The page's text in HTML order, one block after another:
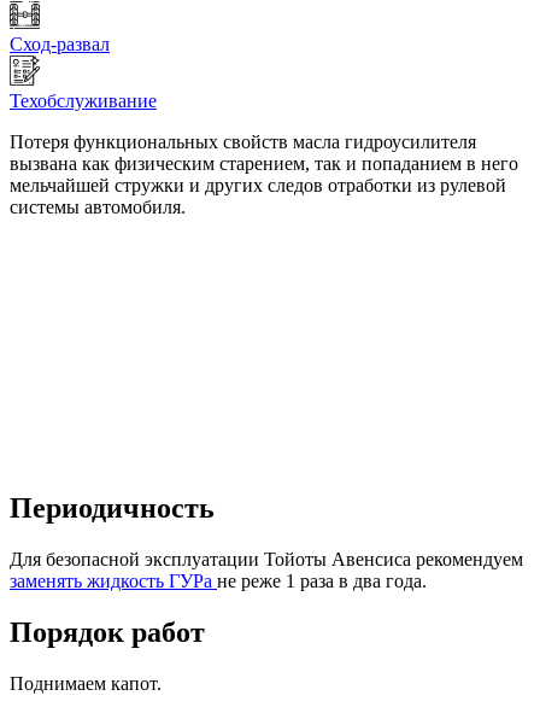
Сход-развал
Техобслуживание
Потеря функциональных свойств масла гидроусилителя
вызвана как физическим старением, так и попаданием в него
мельчайшей стружки и других следов отработки из рулевой
системы автомобиля.
Периодичность
Для безопасной эксплуатации Тойоты Авенсиса рекомендуем
заменять жидкость ГУРа не реже 1 раза в два года.
Порядок работ
Поднимаем капот.